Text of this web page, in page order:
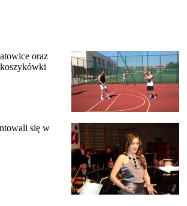
oraz
się w